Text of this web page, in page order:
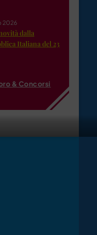
2026
dalla
Italiana del 23
& Concorsi